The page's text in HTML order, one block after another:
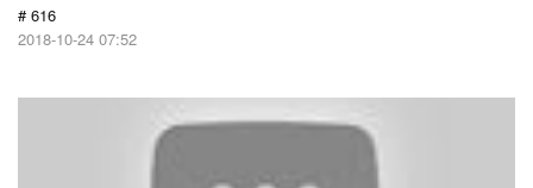
# 616
2018-10-24 07:52